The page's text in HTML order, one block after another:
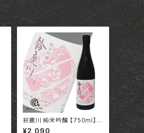
鈴鹿川 純米吟醸 【750ml】 /
三重 清水三郎商店株式会
¥2,090